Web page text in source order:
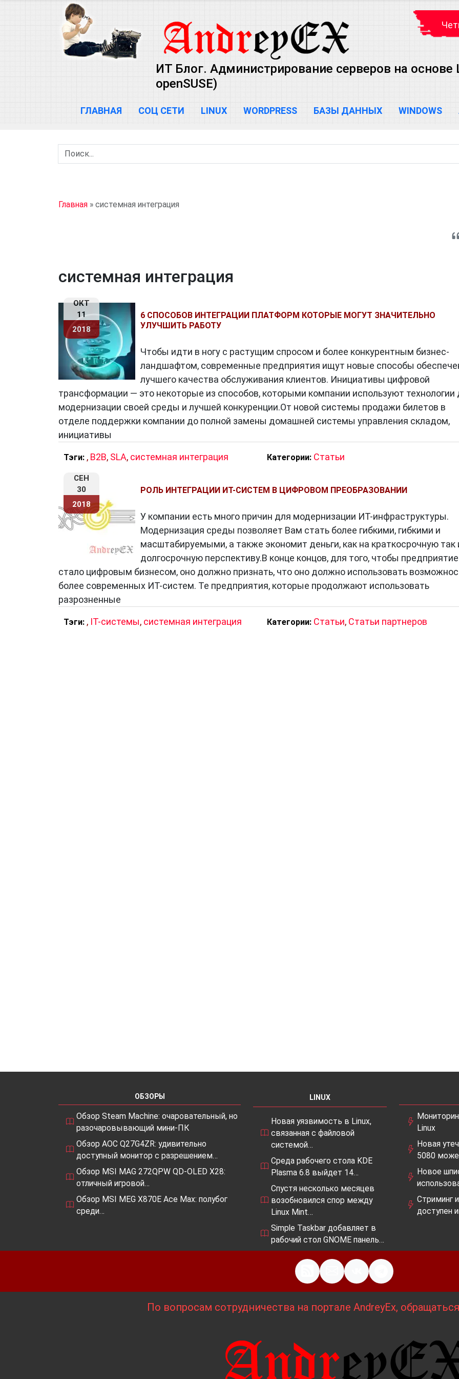
ИТ Блог. Администрирование серверов на основе
openSUSE)
ГЛАВНАЯ СОЦ СЕТИ LINUX WORDPRESS БАЗЫ ДАННЫХ WINDOWS
Главная » системная интеграция
системная интеграция
ОКТ
11
2018
6 СПОСОБОВ ИНТЕГРАЦИИ ПЛАТФОРМ КОТОРЫЕ МОГУТ ЗНАЧИТЕЛЬНО
УЛУЧШИТЬ РАБОТУ
Чтобы идти в ногу с растущим спросом и более конкурентным бизнес-
ландшафтом, современные предприятия ищут новые способы
лучшего качества обслуживания клиентов. Инициативы цифровой
трансформации — это некоторые из способов, которыми компании используют технологии
модернизации своей среды и лучшей конкуренции.От новой системы продажи билетов в
отделе поддержки компании до полной замены домашней системы управления складом,
инициативы
Тэги: , B2B, SLA, системная интеграция Категории: Статьи
СЕН
30
2018
РОЛЬ ИНТЕГРАЦИИ ИТ-СИСТЕМ В ЦИФРОВОМ ПРЕОБРАЗОВАНИИ
У компании есть много причин для модернизации ИТ-инфраструктуры.
Модернизация среды позволяет Вам стать более гибкими, гибкими и
масштабируемыми, а также экономит деньги, как на краткосрочную так
долгосрочную перспективу.В конце концов, для того, чтобы предприятие
стало цифровым бизнесом, оно должно признать, что оно должно использовать
более современных ИТ-систем. Те предприятия, которые продолжают использовать
разрозненные
Тэги: , IT-системы, системная интеграция Категории: Статьи, Статьи партнеров
ОБЗОРЫ
Обзор Steam Machine: очаровательный, но
разочаровывающий мини-ПК
Обзор AOC Q27G4ZR: удивительно
доступный монитор с разрешением…
Обзор MSI MAG 272QPW QD-OLED X28:
отличный игровой…
Обзор MSI MEG X870E Ace Max: полубог
среди…
LINUX
Новая уязвимость в Linux,
связанная с файловой
системой…
Среда рабочего стола KDE
Plasma 6.8 выйдет 14…
Спустя несколько месяцев
возобновился спор между
Linux Mint…
Simple Taskbar добавляет в
рабочий стол GNOME панель…
Linux
Новая
5080
Новое
Стриминг
доступен
По вопросам сотрудничества на портале AndreyEx,